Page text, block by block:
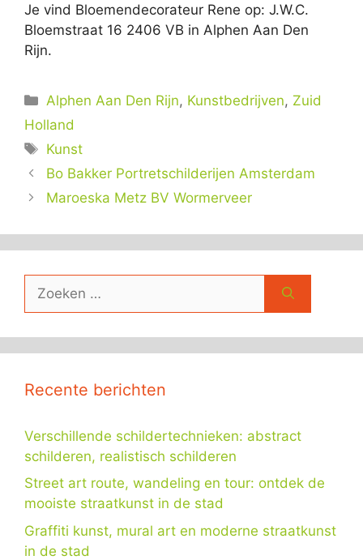
Je vind Bloemendecorateur Rene op: J.W.C.
Bloemstraat 16 2406 VB in Alphen Aan Den
Rijn.
Categorieën
Alphen Aan Den Rijn, Kunstbedrijven, Zuid
Holland
Tags
Kunst
Bo Bakker Portretschilderijen Amsterdam
Maroeska Metz BV Wormerveer
naar:
Recente berichten
Verschillende schildertechnieken: abstract
schilderen, realistisch schilderen
Street art route, wandeling en tour: ontdek de
mooiste straatkunst in de stad
Graffiti kunst, mural art en moderne straatkunst
in de stad